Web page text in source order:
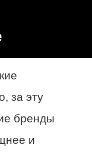
за эту
бренды
и